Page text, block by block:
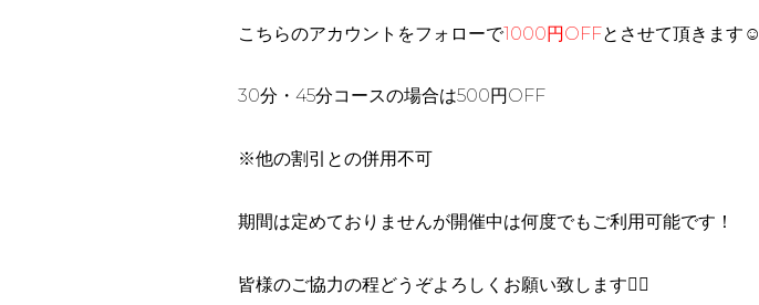
こちらのアカウントをフォローで1000円OFFとさせて頂きます☺️
30分・45分コースの場合は500円OFF
※他の割引との併用不可
期間は定めておりませんが開催中は何度でもご利用可能です！
皆様のご協力の程どうぞよろしくお願い致します🙇‍♂️